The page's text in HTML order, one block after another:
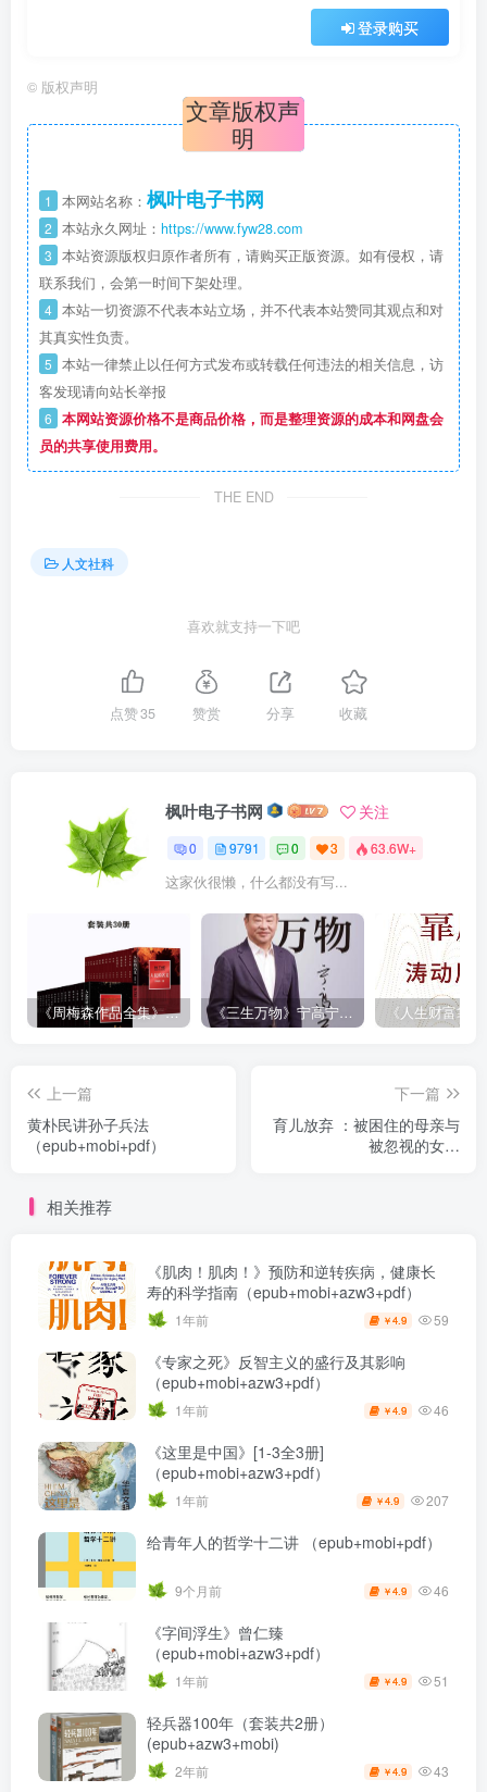
登录购买
© 版权声明
文章版权声
明
1 本网站名称： 枫叶电子书网
2 本站永久网址： https://www.fyw28.com
3 本站资源版权归原作者所有，请购买正版资源。如有侵权，请
联系我们，会第一时间下架处理。
4 本站一切资源不代表本站立场，并不代表本站赞同其观点和对
其真实性负责。
5 本站一律禁止以任何方式发布或转载任何违法的相关信息，访
客发现请向站长举报
6 本网站资源价格不是商品价格，而是整理资源的成本和网盘会
员的共享使用费用。
THE END
人文社科
喜欢就支持一下吧
点赞35 赞赏 分享 收藏
枫叶电子书网 关注
0 9791 0 3 63.6W+
这家伙很懒，什么都没有写...
《周梅森作品全集》[共30册] 《三生万物》宁高宁（epub+mobi+azw3+pdf）
上一篇
黄朴民讲孙子兵法
（epub+mobi+pdf）
下一篇
育儿放弃 ：被困住的母亲与
被忽视的女儿
相关推荐
《肌肉！肌肉！》预防和逆转疾病，健康长
寿的科学指南（epub+mobi+azw3+pdf）
1年前 ￥4.9 59
《专家之死》反智主义的盛行及其影响
（epub+mobi+azw3+pdf）
1年前 ￥4.9 46
《这里是中国》[1-3全3册]
（epub+mobi+azw3+pdf）
1年前 ￥4.9 207
给青年人的哲学十二讲 （epub+mobi+pdf）
9个月前 ￥4.9 46
《字间浮生》曾仁臻
（epub+mobi+azw3+pdf）
1年前 ￥4.9 51
轻兵器100年（套装共2册）
(epub+azw3+mobi)
2年前 ￥4.9 43